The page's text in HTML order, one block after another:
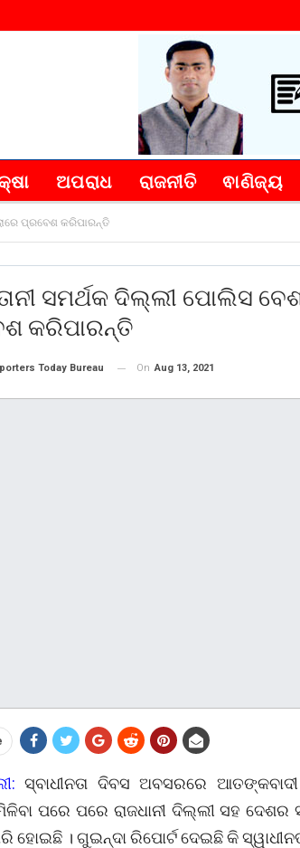
ଅପରାଧ ରାଜନୀତି ଵାଣିଜ୍ୟ
ପ୍ରବେଶ କରିପାରନ୍ତି
ସମର୍ଥକ ଦିଲ୍ଲୀ ପୋଲିସ
କରିପାରନ୍ତି
Today Bureau On Aug 13, 2021
ସ୍ବାଧୀନତା ଦିବସ ଅବସରରେ
ପରେ ପରେ ରାଜଧାନୀ ଦିଲ୍ଲୀ ସହ
ହୋଇଛି । ଗୁଇନ୍ଦା ରିପୋର୍ଟ ଦେଇଛି କି